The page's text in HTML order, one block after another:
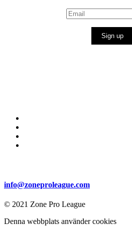
Sign up
info@zoneproleague.com
© 2021 Zone Pro League
Denna webbplats använder cookies